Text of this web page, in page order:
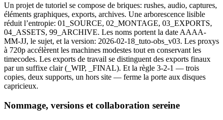
Un projet de tutoriel se compose de briques: rushes, audio, captures,
éléments graphiques, exports, archives. Une arborescence lisible
réduit l’entropie: 01_SOURCE, 02_MONTAGE, 03_EXPORTS,
04_ASSETS, 99_ARCHIVE. Les noms portent la date AAAA-
MM-JJ, le sujet, et la version: 2026-02-18_tuto-obs_v03. Les proxys
à 720p accélèrent les machines modestes tout en conservant les
timecodes. Les exports de travail se distinguent des exports finaux
par un suffixe clair (_WIP, _FINAL). Et la règle 3-2-1 — trois
copies, deux supports, un hors site — ferme la porte aux disques
capricieux.
Nommage, versions et collaboration sereine